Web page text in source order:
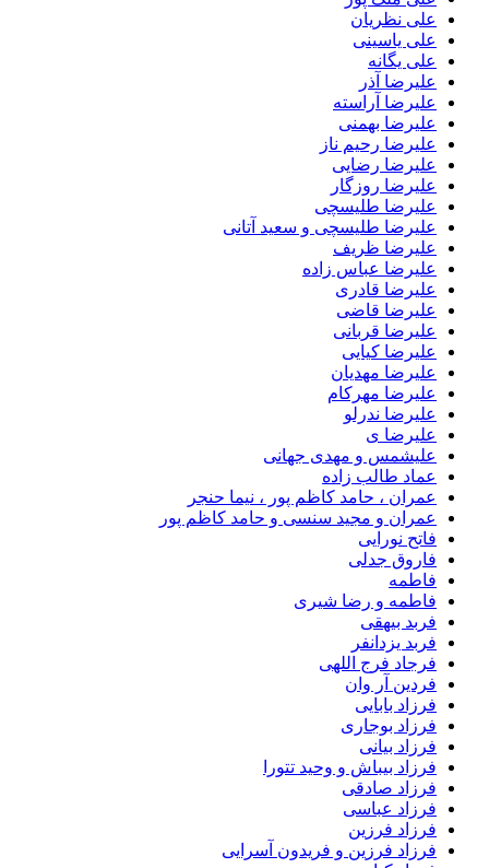
علی نظریان
علی یاسینی
علی یگانه
علیرضا آذر
علیرضا آراسته
علیرضا بهمنی
علیرضا رحیم ناز
علیرضا رضایی
علیرضا روزگار
علیرضا طلیسچی
علیرضا طلیسچی و سعید آتانی
علیرضا ظریف
علیرضا عباس زاده
علیرضا قادری
علیرضا قاضی
علیرضا قربانی
علیرضا کیایی
علیرضا مهدیان
علیرضا مهرکام
علیرضا ندرلو
علیرضا ی
علیشمس و مهدی جهانی
عماد طالب زاده
عمران ، حامد کاظم پور ، نیما حنجر
عمران و مجید سنسی و حامد کاظم پور
فاتح نورایی
فاروق جدلی
فاطمه
فاطمه و رضا شیری
فربد بیهقی
فربد یزدانفر
فرجاد فرج اللهی
فردین آر وان
فرزاد بابایی
فرزاد بوجاری
فرزاد بیانی
فرزاد بیباش و وحید تتورا
فرزاد صادقی
فرزاد عباسی
فرزاد فرزین
فرزاد فرزین و فریدون آسرایی